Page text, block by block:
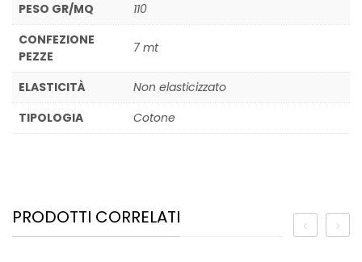
PESO GR/MQ
110
CONFEZIONE
PEZZE
7 mt
ELASTICITÀ
Non elasticizzato
TIPOLOGIA
Cotone
PRODOTTI CORRELATI